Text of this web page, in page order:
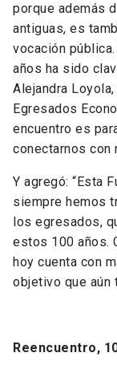
porque además
antiguas, es
vocación
años ha sido
Alejandra
Egresados
encuentro es
conectarnos con
Y agregó: “Esta
siempre hemos
los egresados,
estos 100 años.
hoy cuenta con
objetivo que aún
Reencuentro,